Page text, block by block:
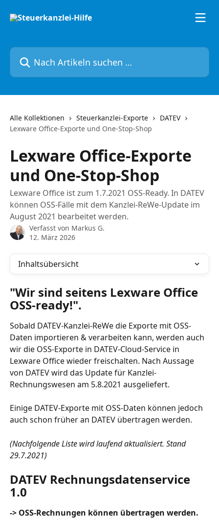
Nach Artikeln suchen …
Alle Kollektionen Steuerkanzlei-Exporte
DATEV
Lexware Office-Exporte und One-Stop-Shop
Lexware Office-Exporte
und One-Stop-Shop
Lexware Office ist zum 1.7.2021 OSS-Ready. In DATEV
können OSS-Fälle mit dem Kanzlei-ReWe-Update im
August 2021 bearbeitet werden.
Verfasst von Markus G.
12. März 2026
Inhaltsübersicht
"Wir sind seitens Lexware Office
OSS-ready!".
Sobald DATEV-Kanzlei-ReWe die Exporte mit OSS-
Daten importieren & verarbeiten kann, werden auch
wir die OSS-Exporte in DATEV-Cloud-Service in
Lexware Office wieder freischalten. Nach Aussage
von DATEV wird das Update für Kanzlei-
Rechnungswesen am 5.8.2021 ausgeliefert.
Einige DATEV-Exporte mit OSS-Daten können jedoch
auch schon früher an DATEV übertragen werden.
(Nachfolgende Liste wird laufend aktualisiert. Stand
29.7.2021)
DATEV Rechnungsdatenservice
1.0
-> OSS-Rechnungen können übertragen werden.